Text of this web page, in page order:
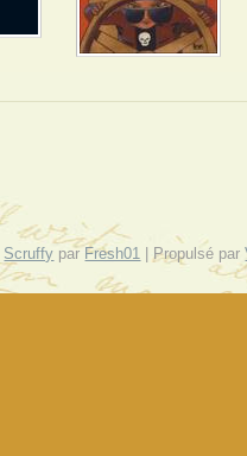
Scruffy par Fresh01 | Propulsé par